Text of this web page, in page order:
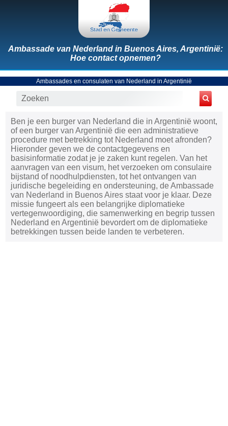
Ambassade van Nederland in Buenos Aires, Argentinië:
Hoe contact opnemen?
Ambassades en consulaten van Nederland in Argentinië
Ben je een burger van Nederland die in Argentinië woont,
of een burger van Argentinië die een administratieve
procedure met betrekking tot Nederland moet afronden?
Hieronder geven we de contactgegevens en
basisinformatie zodat je je zaken kunt regelen. Van het
aanvragen van een visum, het verzoeken om consulaire
bijstand of noodhulpdiensten, tot het ontvangen van
juridische begeleiding en ondersteuning, de Ambassade
van Nederland in Buenos Aires staat voor je klaar. Deze
missie fungeert als een belangrijke diplomatieke
vertegenwoordiging, die samenwerking en begrip tussen
Nederland en Argentinië bevordert om de diplomatieke
betrekkingen tussen beide landen te verbeteren.